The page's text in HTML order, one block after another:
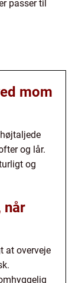
passer til
mom
og lår.
og
når
at overveje